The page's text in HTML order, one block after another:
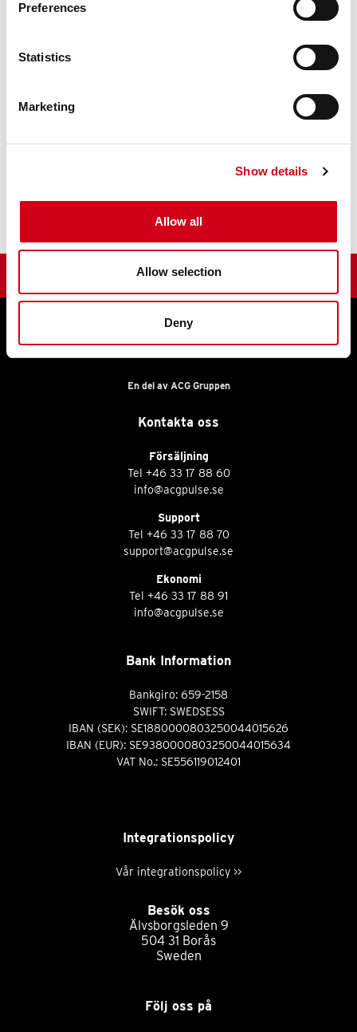
Preferences
Statistics
Marketing
Show details
Allow all
Allow selection
Deny
KEEP CONTROL OF YOUR UNIQUE EQUIPMENT
En del av ACG Gruppen
Kontakta oss
Försäljning
Tel +46 33 17 88 60
info@acgpulse.se
Support
Tel +46 33 17 88 70
support@acgpulse.se
Ekonomi
Tel +46 33 17 88 91
info@acgpulse.se
Bank Information
Bankgiro: 659-2158
SWIFT: SWEDSESS
IBAN (SEK): SE1880000803250044015626
IBAN (EUR): SE9380000803250044015634
VAT No.: SE556119012401
Integrationspolicy
Vår integrationspolicy >>
Besök oss
Älvsborgsleden 9
504 31 Borås
Sweden
Följ oss på